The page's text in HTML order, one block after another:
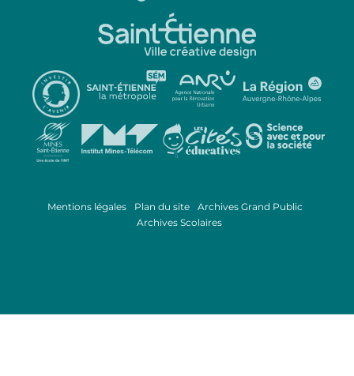
Mentions légales Plan du site
Archives Grand Public
Archives Scolaires